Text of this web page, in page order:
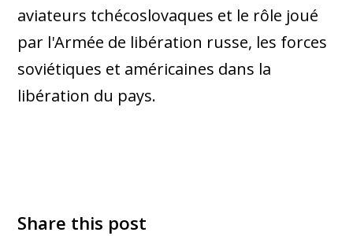
aviateurs tchécoslovaques et le rôle joué
par l'Armée de libération russe, les forces
soviétiques et américaines dans la
libération du pays.
Share this post